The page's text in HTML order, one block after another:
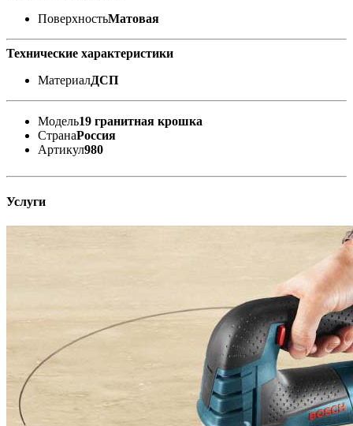
ПоверхностьМатовая
Технические характеристики
МатериалДСП
Модель19 гранитная крошка
СтранаРоссия
Артикул980
Услуги